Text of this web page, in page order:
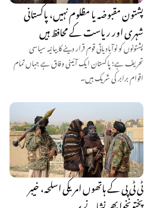
پشتون مقبوضہ یا مظلوم نہیں، پاکستانی
شہری اور ریاست کے محافظ ہیں
پشتونوں کو نوآبادیاتی قوم قرار دینے کا بیانیہ سیاسی
تحریف ہے؛ پاکستان ایک آئینی وفاق ہے جہاں تمام
اقوام برابر کی شریک ہیں۔
ٹی ٹی پی کے ہاتھوں امریکی اسلحہ، خیبر